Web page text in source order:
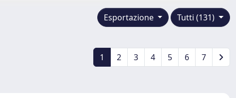
Tutti (131)
Esportazione
1 2 3 4 5 6 7